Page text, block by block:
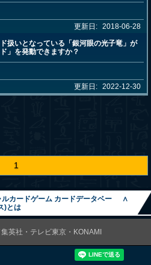
更新日: 2018-06-28
扱いとなっている「銀河眼の光子竜」が
」を発動できますか？
更新日: 2022-12-30
1
カードゲーム カードデータベー
)とは
∧
英社・テレビ東京・KONAMI